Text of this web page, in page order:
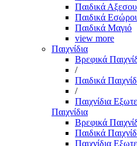
Παιδικά
Παιδικά
Παιδικά Μαγιό
view more
Παιχνίδια
Βρεφικά
/
Παιδικά
/
Παιχνίδια
Παιχνίδια
Βρεφικά
Παιδικά
Παιχνίδια